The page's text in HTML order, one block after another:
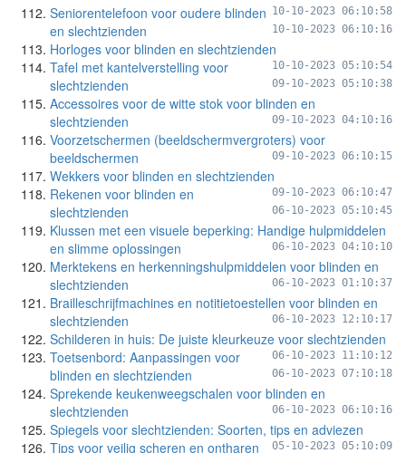
10-10-2023 06:10:58
Seniorentelefoon voor oudere blinden
en slechtzienden
10-10-2023 06:10:16
Horloges voor blinden en slechtzienden
10-10-2023 05:10:54
Tafel met kantelverstelling voor
slechtzienden
09-10-2023 05:10:38
Accessoires voor de witte stok voor blinden en
slechtzienden
09-10-2023 04:10:16
Voorzetschermen (beeldschermvergroters) voor
beeldschermen
09-10-2023 06:10:15
Wekkers voor blinden en slechtzienden
09-10-2023 06:10:47
Rekenen voor blinden en
slechtzienden
06-10-2023 05:10:45
Klussen met een visuele beperking: Handige hulpmiddelen
en slimme oplossingen
06-10-2023 04:10:10
Merktekens en herkenningshulpmiddelen voor blinden en
slechtzienden
06-10-2023 01:10:37
Brailleschrijfmachines en notitietoestellen voor blinden en
slechtzienden
06-10-2023 12:10:17
Schilderen in huis: De juiste kleurkeuze voor slechtzienden
06-10-2023 11:10:12
Toetsenbord: Aanpassingen voor
blinden en slechtzienden
06-10-2023 07:10:18
Sprekende keukenweegschalen voor blinden en
slechtzienden
06-10-2023 06:10:16
Spiegels voor slechtzienden: Soorten, tips en adviezen
05-10-2023 05:10:09
Tips voor veilig scheren en ontharen